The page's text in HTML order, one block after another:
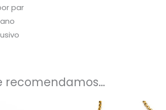
par
recomendamos…